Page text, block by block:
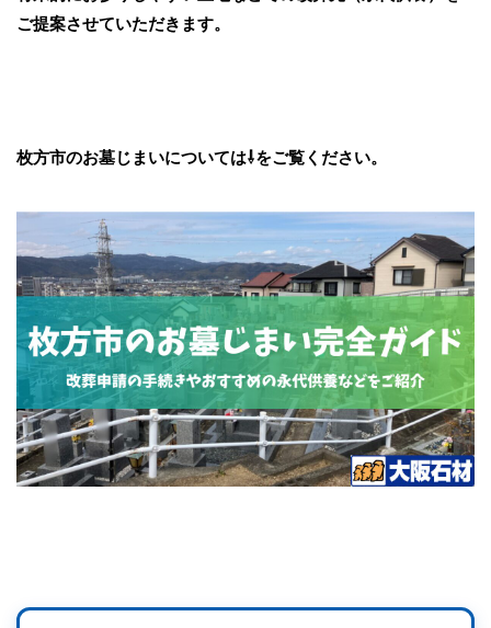
ご提案させていただきます。
枚方市のお墓じまいについては⇩をご覧ください。